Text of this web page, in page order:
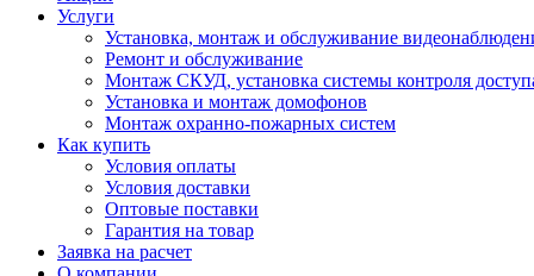
Услуги
Установка, монтаж и обслуживание
Ремонт и обслуживание
Монтаж СКУД, установка системы контроля
Установка и монтаж домофонов
Монтаж охранно-пожарных систем
Как купить
Условия оплаты
Условия доставки
Оптовые поставки
Гарантия на товар
Заявка на расчет